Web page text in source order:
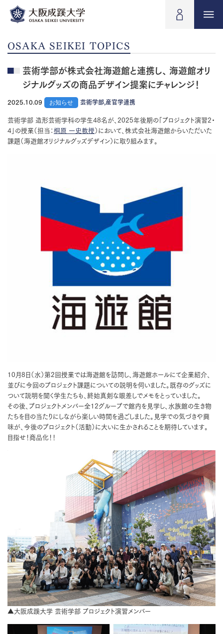
OSAKA SEIKEI TOPICS
芸術学部が株式会社海遊館と連携し、 海遊館オリ
ジナルグッズの商品デザイン提案にチャレンジ！
2025.10.09 お知らせ 芸術学部,産官学連携
芸術学部 造形芸術学科の学生48名が、2025年後期の「プロジェクト演習2・
4」の授業（担当： 桐原 一史教授 ）において、株式会社海遊館からいただいた
課題（海遊館オリジナルグッズデザイン）に取り組みます。
10月8日（水）第2回授業では海遊館を訪問し、海遊館ホールにて企業紹介、
並びに今回のプロジェクト課題についての説明を伺いました。既存のグッズに
ついて説明を聞く学生たちも、終始真剣な眼差しでメモをとっていました。
その後、プロジェクトメンバー全12グループで館内を見学し、水族館の生き物
たちを目の当たりにしながら楽しい時間を過ごしました。見学での気づきや興
味が、今後のプロジェクト（活動）に大いに生かされることを期待しています。
目指せ！商品化！！
▲大阪成蹊大学 芸術学部 プロジェクト演習メンバー